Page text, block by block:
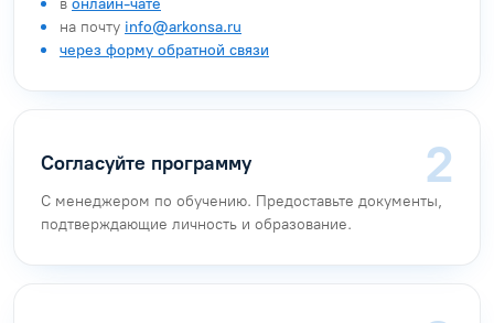
на почту info@arkonsa.ru
через форму обратной связи
Согласуйте программу
С менеджером по обучению. Предоставьте документы,
подтверждающие личность и образование.